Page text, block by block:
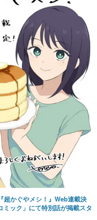
超かぐやメシ！』Web連載決
ック」にて特別話が掲載スタ